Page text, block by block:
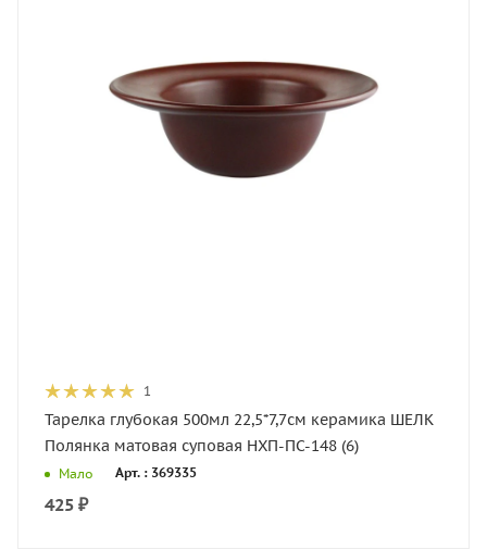
1
Тарелка глубокая 500мл 22,5*7,7см керамика ШЕЛК
Полянка матовая суповая НХП-ПС-148 (6)
Мало Арт. : 369335
425 ₽